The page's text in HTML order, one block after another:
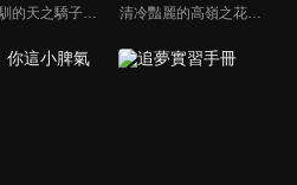
桀驁不馴的天之驕子「顧譯」和看似柔弱乖順的小白花「喬淨」，兩人秘密交往三年，白天是老闆和秘書，晚上是地下情人，但其實顧家早與白家定下娃娃親，喬淨毅然決然在他們訂婚當天離開南城回老家，顧譯以為喬淨提分手只是單純鬧脾氣，於是他用盡各種辦法挽留，殊不知喬淨的接近都是另有目的... 清冷豔麗的高嶺之花江時淺在遭受霸淩、暴力等一系列事件後，華麗蛻變逆襲歸來，用一場精心策劃強勢開啟自己的復仇之路，最終收穫內心救贖與愛情的故事。